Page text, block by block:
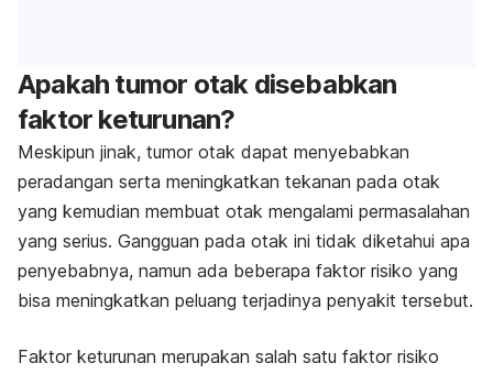
Apakah tumor otak disebabkan
faktor keturunan?
Meskipun jinak, tumor otak dapat menyebabkan
peradangan serta meningkatkan tekanan pada otak
yang kemudian membuat otak mengalami permasalahan
yang serius. Gangguan pada otak ini tidak diketahui apa
penyebabnya, namun ada beberapa faktor risiko yang
bisa meningkatkan peluang terjadinya penyakit tersebut.
Faktor keturunan merupakan salah satu faktor risiko